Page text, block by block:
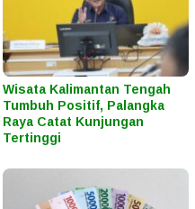
Wisata Kalimantan Tengah
Tumbuh Positif, Palangka
Raya Catat Kunjungan
Tertinggi